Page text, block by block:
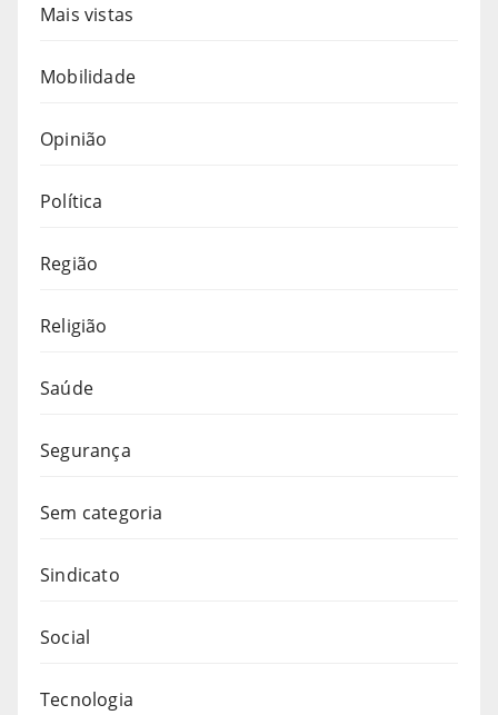
Mais vistas
Mobilidade
Opinião
Política
Região
Religião
Saúde
Segurança
Sem categoria
Sindicato
Social
Tecnologia